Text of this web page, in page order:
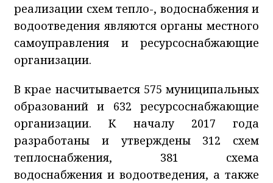
реализации схем тепло-, водоснабжения и
водоотведения являются органы местного
самоуправления и ресурсоснабжающие
организации.
В крае насчитывается 575 муниципальных
образований и 632 ресурсоснабжающие
организации. К началу 2017 года
разработаны и утверждены 312 схем
теплоснабжения, 381 схема
водоснабжения и водоотведения, а также